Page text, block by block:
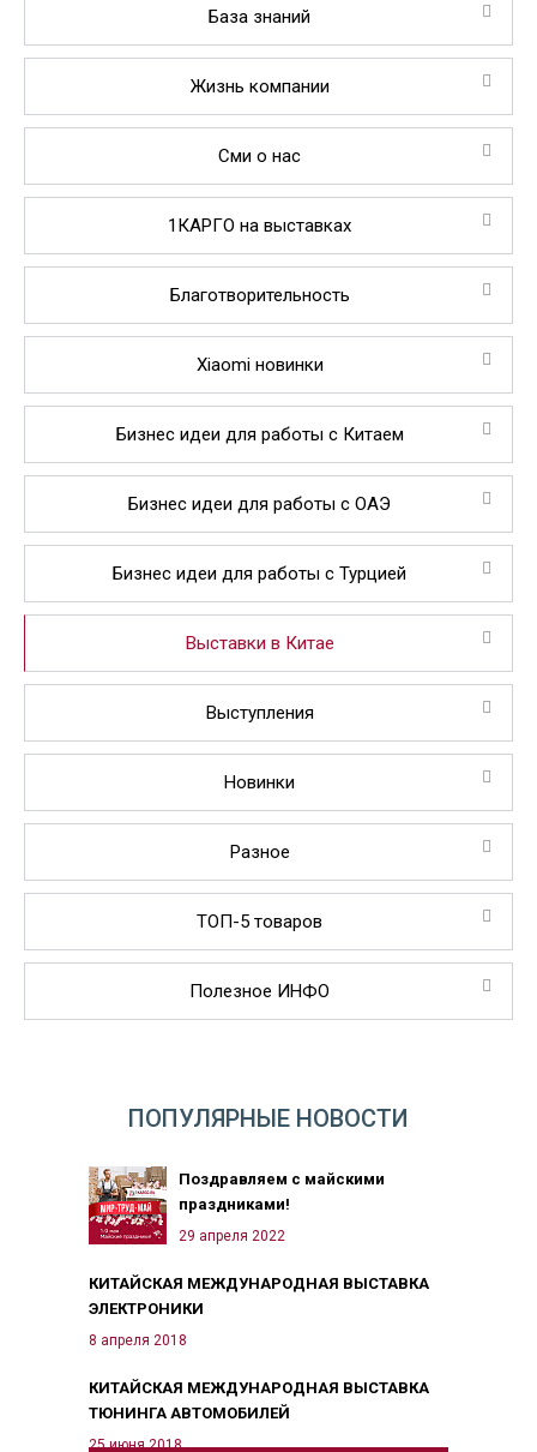
База знаний
Жизнь компании
Сми о нас
1КАРГО на выставках
Благотворительность
Xiaomi новинки
Бизнес идеи для работы с Китаем
Бизнес идеи для работы с ОАЭ
Бизнес идеи для работы с Турцией
Выставки в Китае
Выступления
Новинки
Разное
ТОП-5 товаров
Полезное ИНФО
ПОПУЛЯРНЫЕ НОВОСТИ
Поздравляем с майскими
праздниками!
29 апреля 2022
КИТАЙСКАЯ МЕЖДУНАРОДНАЯ ВЫСТАВКА
ЭЛЕКТРОНИКИ
8 апреля 2018
КИТАЙСКАЯ МЕЖДУНАРОДНАЯ ВЫСТАВКА
ТЮНИНГА АВТОМОБИЛЕЙ
25 июня 2018